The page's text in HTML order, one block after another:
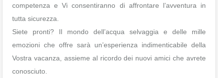
competenza e Vi consentiranno di affrontare l’avventura in
tutta sicurezza.
Siete pronti? Il mondo dell’acqua selvaggia e delle mille
emozioni che offre sarà un’esperienza indimenticabile della
Vostra vacanza, assieme al ricordo dei nuovi amici che avrete
conosciuto.